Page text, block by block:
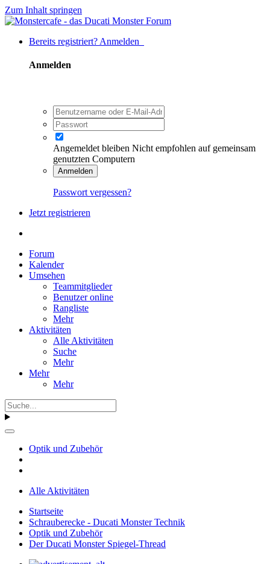
Zum Inhalt springen
Bereits registriert? Anmelden
Anmelden
Angemeldet bleiben Nicht empfohlen auf gemeinsam
genutzten Computern
Anmelden
Passwort vergessen?
Jetzt registrieren
Forum
Kalender
Umsehen
Teammitglieder
Benutzer online
Rangliste
Mehr
Aktivitäten
Alle Aktivitäten
Suche
Mehr
Mehr
Mehr
Optik und Zubehör
Alle Aktivitäten
Startseite
Schrauberecke - Ducati Monster Technik
Optik und Zubehör
Der Ducati Monster Spiegel-Thread